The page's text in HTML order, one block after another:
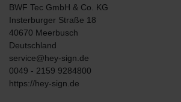
BWF Tec GmbH & Co. KG
Insterburger Straße 18
40670 Meerbusch
Deutschland
service@hey-sign.de
0049 - 2159 9284800
https://hey-sign.de